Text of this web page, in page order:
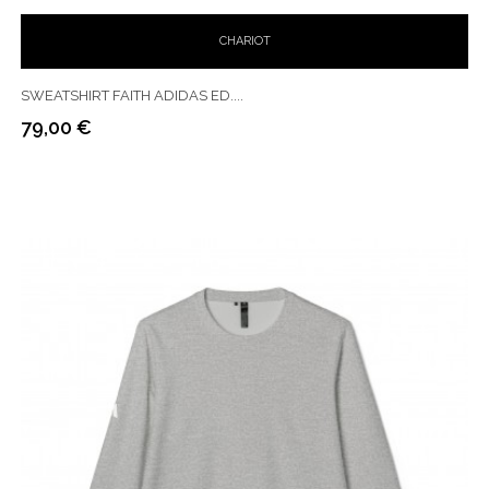
CHARIOT
SWEATSHIRT FAITH ADIDAS ED....
Prix
79,00 €